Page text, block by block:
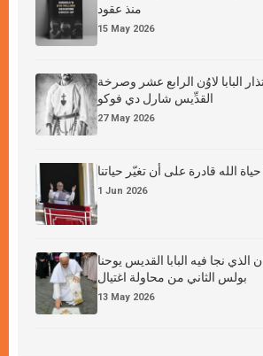
منذ عقود
15 May 2026
البابا لاوُن الرابع عشر وصرخة
القدِّيس شارل دي فوكو
27 May 2026
حياة الله قادرة على أن تغيّر حياتنا
1 Jun 2026
الذي نجا فيه البابا القديس يوحنا
بولس الثاني من محاولة اغتيال
13 May 2026